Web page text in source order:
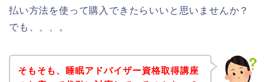
払い方法を使って購入できたらいいと思いませんか？
でも、、、。
そもそも、睡眠アドバイザー資格取得講座